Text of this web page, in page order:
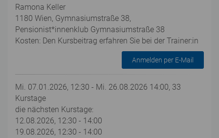
Ramona Keller
1180 Wien, Gymnasiumstraße 38,
Pensionist*innenklub Gymnasiumstraße 38
Kosten: Den Kursbeitrag erfahren Sie bei der Trainer:in
Anmelden per E-Mail
Mi. 07.01.2026, 12:30 - Mi. 26.08.2026 14:00, 33
Kurstage
die nächsten Kurstage:
12.08.2026, 12:30 - 14:00
19.08.2026, 12:30 - 14:00